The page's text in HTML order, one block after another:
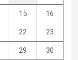
15 16
22 23
29 30